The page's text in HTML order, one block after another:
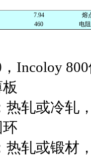
7.94 熔
460 电
， Incoloy 800
热轧或冷轧
热轧或锻材